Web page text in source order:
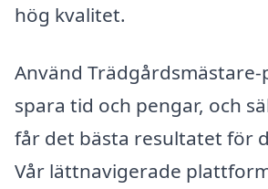
hög kvalitet.
Använd
spara tid och pengar, och
får det bästa resultatet för
Vår lättnavigerade